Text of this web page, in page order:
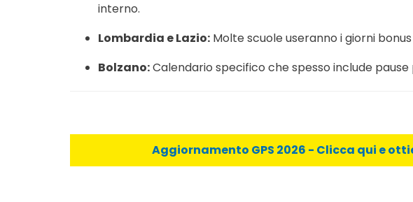
interno.
Lombardia e Lazio: Molte scuole useranno i giorni
Bolzano:Calendario specifico che spesso include
Aggiornamento GPS 2026 - Clicca qui e